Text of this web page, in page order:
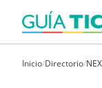
Inicio/Directorio/